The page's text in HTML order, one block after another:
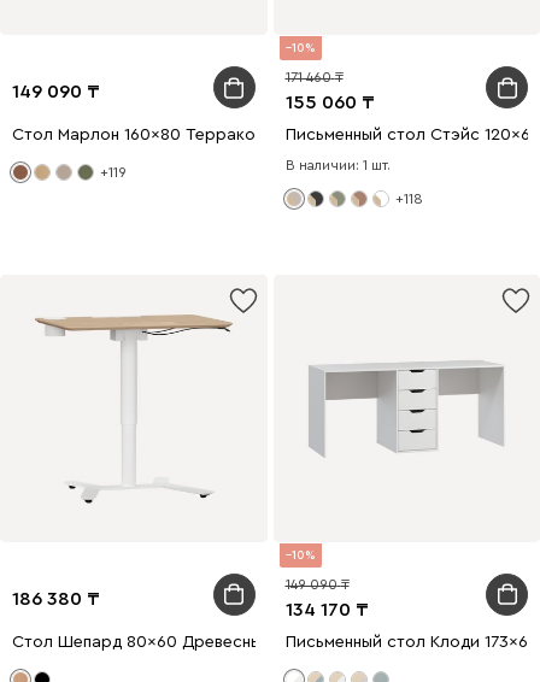
149 090
Стол Марлон 160x80 Терракотовый
+119
10
155 060
171 460
Письменный стол Стэйс
В наличии: 1 шт.
+118
186 380
Стол Шепард 80x60 Древесный натуральный/Белый
10
134 170
149 090
Письменный стол Клоди